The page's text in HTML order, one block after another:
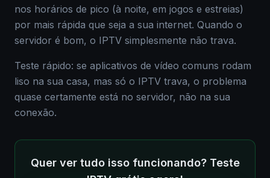
nos horários de pico (à noite, em jogos e estreias)
por mais rápida que seja a sua internet. Quando o
servidor é bom, o IPTV simplesmente não trava.
Teste rápido: se aplicativos de vídeo comuns rodam
liso na sua casa, mas só o IPTV trava, o problema
quase certamente está no servidor, não na sua
conexão.
Quer ver tudo isso funcionando? Teste